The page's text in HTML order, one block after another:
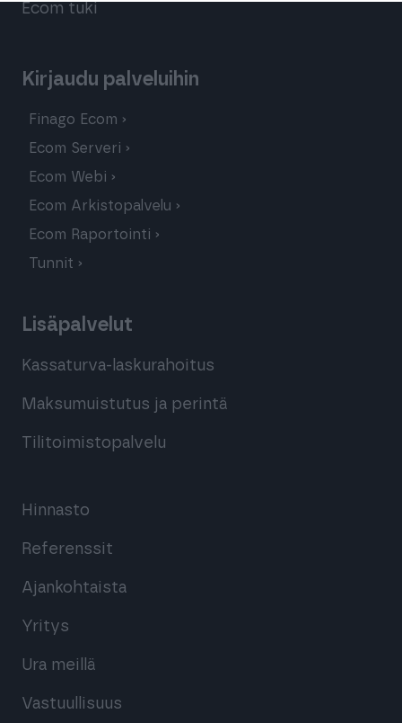
Ecom tuki
Kirjaudu palveluihin
Finago Ecom
Ecom Serveri
Ecom Webi
Ecom Arkistopalvelu
Ecom Raportointi
Tunnit
Lisäpalvelut
Kassaturva-laskurahoitus
Maksumuistutus ja perintä
Tilitoimistopalvelu
Hinnasto
Referenssit
Ajankohtaista
Yritys
Ura meillä
Vastuullisuus